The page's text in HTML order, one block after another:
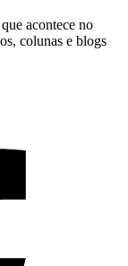
acontece no
colunas e blogs